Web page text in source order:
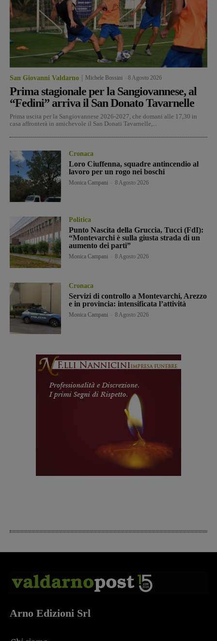
San Giovanni Valdarno Michele Bossini 8 Agosto 2026
Prima stagionale per la Sangiovannese, al
“Fedini” arriva il San Donato Tavarnelle
Prima uscita per la Sangiovannese 2026-2027, che domani alle 17,30 in
casa affronterà in amichevole il San Donati Tavarnelle,...
Cronaca
Loro Ciuffenna, squadre antincendio al
lavoro per un rogo nei boschi
Monica Campani 8 Agosto 2026
Politica
Punto Nascita della Gruccia, Tucci (FdI):
“Montevarchi è sulla giusta strada di un
aumento dei parti”
Monica Campani 8 Agosto 2026
Cronaca
Servizi di controllo a Montevarchi, Arezzo
e in provincia: intensificata l’attività
Monica Campani 8 Agosto 2026
Arno Edizioni Srl